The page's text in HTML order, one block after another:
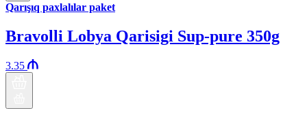
Qarışıq paxlalılar paket
Bravolli Lobya Qarisigi Sup-pure 350g
3.35